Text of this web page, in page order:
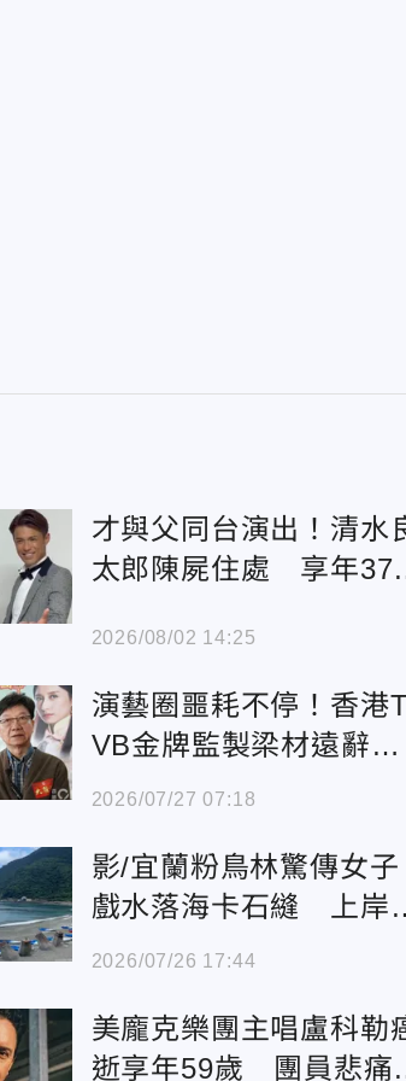
才與父同台演出！清水
太郎陳屍住處 享年37
2026/08/02 14:25
演藝圈噩耗不停！香港
VB金牌監製梁材遠辭
世、享壽75歲
2026/07/27 07:18
影/宜蘭粉鳥林驚傳女子
戲水落海卡石縫 上岸
冰冷遺體
2026/07/26 17:44
美龐克樂團主唱盧科勒
逝享年59歲 團員悲痛